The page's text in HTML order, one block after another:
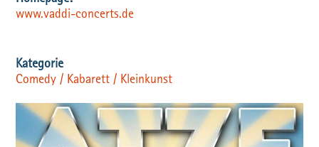
www.vaddi-concerts.de
Comedy / Kabarett / Kleinkunst